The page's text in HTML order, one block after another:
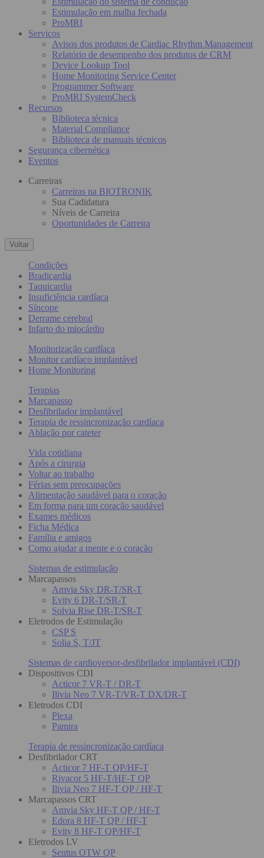
Estimulação em malha fechada
ProMRI
Serviços
Avisos dos produtos de Cardiac Rhythm Management
Relatório de desempenho dos produtos de CRM
Device Lookup Tool
Home Monitoring Service Center
Programmer Software
ProMRI SystemCheck
Recursos
Biblioteca técnica
Material Compliance
Biblioteca de manuais técnicos
Segurança cibernética
Eventos
Carreiras
Carreiras na BIOTRONIK
Sua Cadidatura
Níveis de Carreira
Oportunidades de Carreira
Voltar
Condições
Bradicardia
Taquicardia
Insuficiência cardíaca
Síncope
Derrame cerebral
Infarto do miocárdio
Monitorização cardíaca
Monitor cardíaco implantável
Home Monitoring
Terapias
Marcapasso
Desfibrilador implantável
Terapia de ressincronização cardíaca
Ablação por cateter
Vida cotidiana
Após a cirurgia
Voltar ao trabalho
Férias sem preocupações
Alimentação saudável para o coração
Em forma para um coração saudável
Exames médicos
Ficha Médica
Família e amigos
Como ajudar a mente e o coração
Sistemas de estimulação
Marcapassos
Amvia Sky DR-T/SR-T
Evity 6 DR-T/SR-T
Solvia Rise DR-T/SR-T
Eletrodos de Estimulação
CSP S
Solia S, T/JT
Sistemas de cardioversor-desfibrilador implantável (CDI)
Dispositivos CDI
Acticor 7 VR-T / DR-T
Ilivia Neo 7 VR-T/VR-T DX/DR-T
Eletrodos CDI
Plexa
Pamira
Terapia de ressincronização cardíaca
Desfibrilador CRT
Acticor 7 HF-T QP/HF-T
Rivacor 5 HF-T/HF-T QP
Ilivia Neo 7 HF-T QP / HF-T
Marcapassos CRT
Amvia Sky HF-T QP / HF-T
Edora 8 HF-T QP / HF-T
Evity 8 HF-T QP/HF-T
Eletrodos LV
Sentus OTW QP